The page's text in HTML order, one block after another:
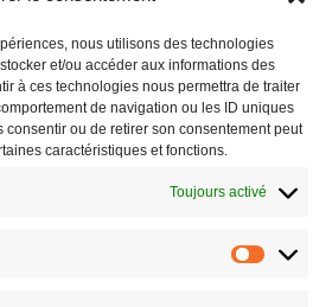
nous utilisons des technologies
et/ou accéder aux informations des
à ces technologies nous permettra de traiter
de navigation ou les ID uniques
consentir ou de retirer son consentement peut
caractéristiques et fonctions.
Toujours activé